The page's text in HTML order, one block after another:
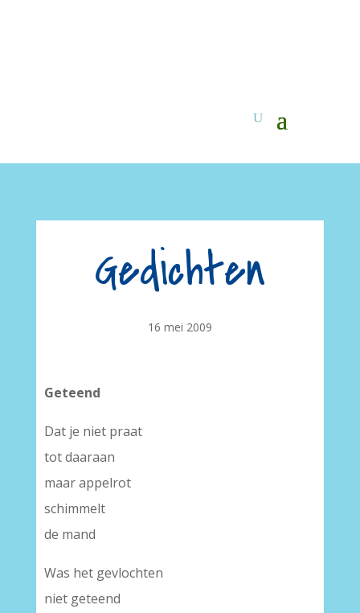
Gedichten
16 mei 2009
Geteend
Dat je niet praat
tot daaraan
maar appelrot
schimmelt
de mand
Was het gevlochten
niet geteend